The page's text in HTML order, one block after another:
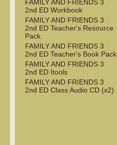
FAMILY AND FRIENDS 3
2nd ED Workbook
FAMILY AND FRIENDS 3
2nd ED Teacher's Resource
Pack
FAMILY AND FRIENDS 3
2nd ED Teacher's Book Pack
FAMILY AND FRIENDS 3
2nd ED Itools
FAMILY AND FRIENDS 3
2nd ED Class Audio CD (x2)